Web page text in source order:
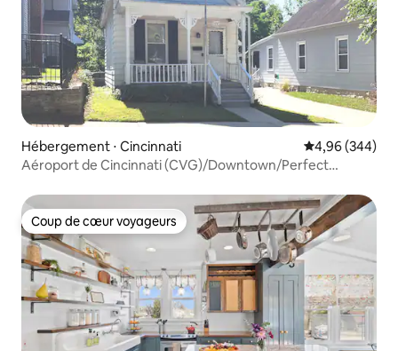
Hébergement ⋅ Cincinnati Évaluation
4,96 (344)
Aéroport de Cincinnati (CVG)/Downtown/Perfect
Coup de cœur voyageurs
Coup de cœur voyageurs